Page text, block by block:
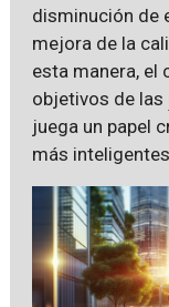
disminución de
mejora de la
esta manera, el
objetivos de las
juega un papel
más